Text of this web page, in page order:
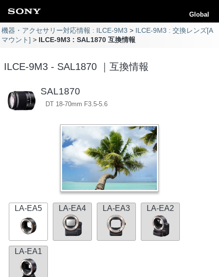
Global
機器・アクセサリー対応情報 : ILCE-9M3
ILCE-9M3 : 交換レンズ[A
マウント]
ILCE-9M3 : SAL1870 互換情報
ILCE-9M3 - SAL1870 ｜互換情報
SAL1870
DT 18-70mm F3.5-5.6
LA-EA5 LA-EA4 LA-EA3 LA-EA2
LA-EA1